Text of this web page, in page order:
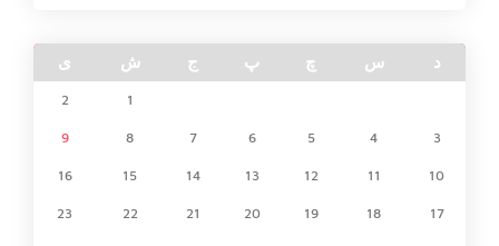
د س چ پ ج ش ی
1
2
3
4
5
6
7
8
9
10
11
12
13
14
15
16
17
18
19
20
21
22
23